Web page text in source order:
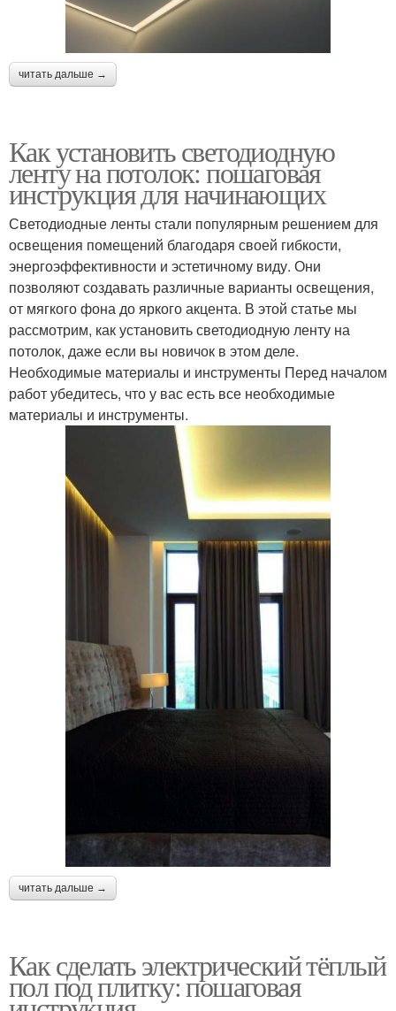
читать дальше →
Как установить светодиодную
ленту на потолок: пошаговая
инструкция для начинающих
Светодиодные ленты стали популярным решением для
освещения помещений благодаря своей гибкости,
энергоэффективности и эстетичному виду. Они
позволяют создавать различные варианты освещения,
от мягкого фона до яркого акцента. В этой статье мы
рассмотрим, как установить светодиодную ленту на
потолок, даже если вы новичок в этом деле.
Необходимые материалы и инструменты Перед началом
работ убедитесь, что у вас есть все необходимые
материалы и инструменты.
читать дальше →
Как сделать электрический тёплый
пол под плитку: пошаговая